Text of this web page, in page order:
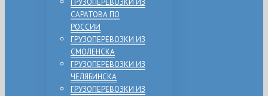
ГРУЗОПЕРЕВОЗКИ ИЗ
САРАТОВА ПО
РОССИИ
ГРУЗОПЕРЕВОЗКИ ИЗ
СМОЛЕНСКА
ГРУЗОПЕРЕВОЗКИ ИЗ
ЧЕЛЯБИНСКА
ГРУЗОПЕРЕВОЗКИ ИЗ